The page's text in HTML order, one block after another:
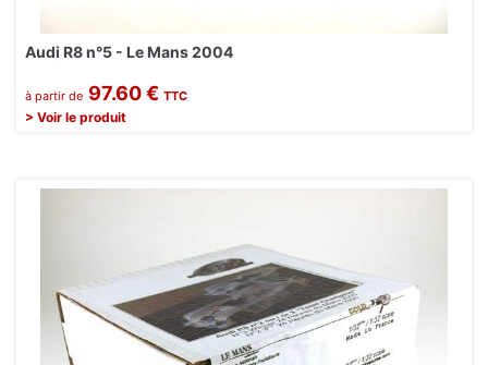
Audi R8 n°5 - Le Mans 2004
à partir de 97.60 € TTC
> Voir le produit